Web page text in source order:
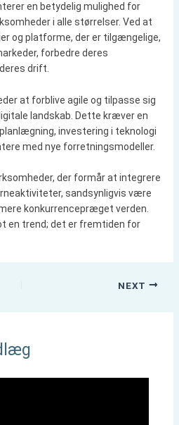
en betydelig mulighed for
i alle størrelser. Ved at
og platforme, der er tilgængelige,
forbedre deres
drift.
at forblive agile og tilpasse sig
landskab. Dette kræver en
investering i teknologi
med nye forretningsmodeller.
der formår at integrere
sandsynligvis være
konkurrencepræget verden.
en trend; det er fremtiden for
NEXT